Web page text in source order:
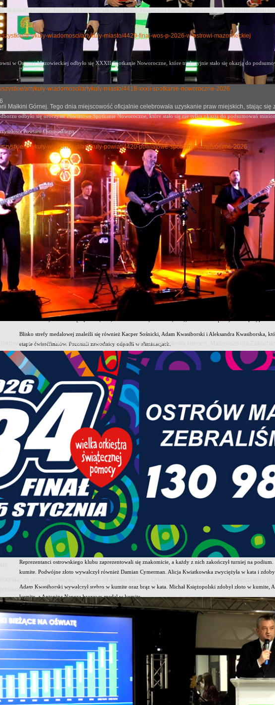
Małkini Górnej. Tego dnia miejscowość oficjalnie celebrowała uzyskanie praw miejskich, stając
w Ostrowi Mazowieckiej odbył się wyjątkowy walentynkowy koncert „Mazowsze dla
pokarmowego u najmłodszych.
artykuly-wiadomosci/artykuly-miasto/4429-final-wos-p-2026-w-ostrowi-mazowieckiej
w Ostrowi Mazowieckiej odbyło się XXXII Spotkanie Noworoczne, które tradycyjnie stało się okazjądo
artykuly-wiadomosci/artykuly-miasto/4418-xxxii-spotkanie-noworoczne-2026
odbyło się uroczyste Powiatowe Spotkanie Noworoczne, które stało się nie tylko okazją do podsumowań
Powiatu Ostrowskiego.
artykuly-wiadomosci/artykuly-powiat/4420-powiatowe-spotkanie-noworoczne-2026
Wiosenne starty zawodników Ostrowskiego Klubu Karate
tvostrow
Utworzono: 08 czerwiec 2026
Miniona wiosna była wyjątkowo intensywnym okresem dla zawodników Ostrowskiego Klubu Karate
dużych turniejach, w tym w Mistrzostwach Polski oraz dwóch zawodach międzynarodowych. Efektem
klasyfikacjach drużynowych.
Medale na Mistrzostwach Polski
Najważniejszym startem sezonu były Mistrzostwa Polski Polskiego Związku Karate Kontaktowego, które
zawodników reprezentujących 88 klubów z całego kraju. Poziom rywalizacji był niezwykle wysoki, a każda
Reprezentanci Ostrowskiego Klubu Karate Kyokushinkai wrócili z Opola z czterema medalami. Tytuł mistrza
medale zdobyli Piotr Księżopolski (U12) oraz Damian Cymerman (U14), natomiast brązowy medal przypadł
Blisko strefy medalowej znaleźli się również Kacper Sośnicki, Adam Kwasiborski i Aleksandra Kwasiborska,
etapie ćwierćfinałów. Pozostali zawodnicy odpadli w eliminacjach.
Sukcesy na międzynarodowym Silesia Cup
Kolejnym przystankiem na turniejowej mapie była Ostrawa, gdzie 9 maja odbył się międzynarodowy 4.
Słowacji, Ukrainy i Węgier.
Turniej rozegrany został w wymagającej formule pełnokontaktowej. Złote medale zdobyli Michał
podium stanęła Zofia Księżopolska.
Dzięki znakomitym występom całej reprezentacji Ostrowski Klub Karate Kyokushinkai wywalczył trzecie
Novotný.
Mocna obsada w Józefowie
Tradycyjnie ważnym punktem kalendarza startowego był 26. Turniej o Puchar Burmistrza Józefowa. W
tym trzy kluby z Łotwy.
Wysoki poziom sportowy nie przeszkodził zawodnikom OKKK w zdobyciu kolejnych medali. Złote krążki
zdobyli Adam Kwasiborski, Teodor Włoszczowski oraz Zofia Księżopolska. Na najniższym stopniu podium
Kulesza.
Powrót na Lubawka Cup
Po kilkuletniej przerwie zawodnicy OKKK ponownie wystartowali w turnieju Lubawka Cup, który odbył się
uczestników, zgromadziły bardzo mocnych zawodników rywalizujących zarówno w kata, jak i kumite.
Reprezentanci ostrowskiego klubu zaprezentowali się znakomicie, a każdy z nich zakończył turniej na
kumite. Podwójne złoto wywalczył również Damian Cymerman. Alicja Kwiatkowska zwyciężyła w kata i
Adam Kwasiborski wywalczył srebro w kumite oraz brąz w kata. Michał Księżopolski zdobył złoto w kumite,
kumite, a Antonina Napora brązowy medal w kumite.
Medale w Inowrocławiu
Ostatnim wiosennym startem był turniej 3. Young Samurai, który odbył się 6 czerwca 2026 roku w
zgromadziły 270 zawodników z 28 klubów centralnej i północnej Polski.
Tym razem Ostrowski Klub Karate Kyokushinkai wystawił skromniejszą, czteroosobową reprezentację. Mimo
Damian Cymerman, srebrny Miłosz Kulesza, a brązowy Emilia Gumowska. Anna Sosnowska
Przed nimi Mistrzostwa Europy
Wiosenna część sezonu przyniosła zawodnikom Ostrowskiego Klubu Karate Kyokushinkai
prowadzony w klubie. Zdobyte medale, miejsca na podium oraz sukcesy drużynowe są